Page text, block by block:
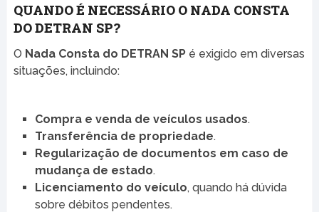
QUANDO É NECESSÁRIO O NADA CONSTA
DO DETRAN SP?
O Nada Consta do DETRAN SPé exigido em diversas
situações, incluindo:
Compra e venda de veículos usados.
Transferência de propriedade.
Regularização de documentos em caso de
mudança de estado.
Licenciamento do veículo, quando há dúvida
sobre débitos pendentes.